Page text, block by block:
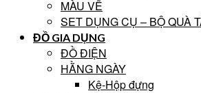
MÀU VẼ
SET DỤNG CỤ – BỘ QUÀ
ĐỒ GIA DỤNG
ĐỒ ĐIỆN
HẰNG NGÀY
Kệ-Hộp đựng